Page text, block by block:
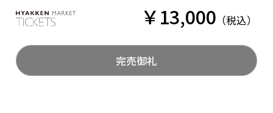
￥13,000 税込
完売御礼